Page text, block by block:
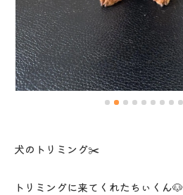
犬のトリミング✂️
トリミングに来てくれたちぃくん🐶